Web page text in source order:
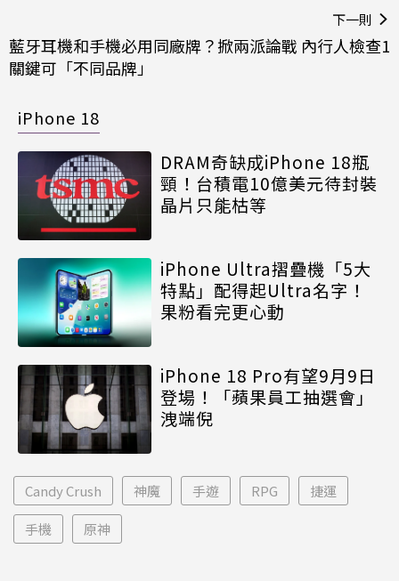
下一則
藍牙耳機和手機必用同廠牌？掀兩派論戰 內行人檢查1
關鍵可「不同品牌」
iPhone 18
DRAM奇缺成iPhone 18瓶
頸！台積電10億美元待封裝
晶片只能枯等
iPhone Ultra摺疊機「5大
特點」配得起Ultra名字！
果粉看完更心動
iPhone 18 Pro有望9月9日
登場！「蘋果員工抽選會」
洩端倪
Candy Crush 神魔 手遊 RPG 捷運
手機 原神